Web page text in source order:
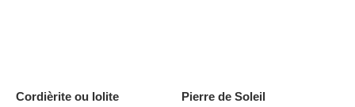
Cordièrite ou Iolite
Pierre de Soleil